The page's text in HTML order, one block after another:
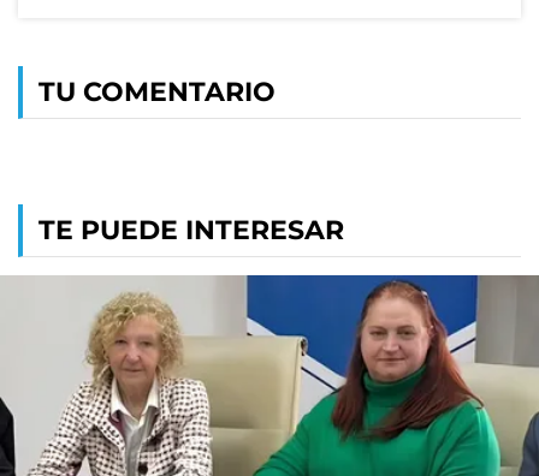
TU COMENTARIO
TE PUEDE INTERESAR